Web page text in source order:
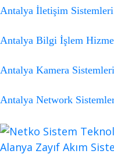
Antalya İletişim
Antalya Bilgi İşlem
Antalya Kamera
Antalya Network